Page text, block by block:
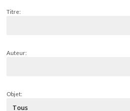
Titre:
Auteur:
Objet: